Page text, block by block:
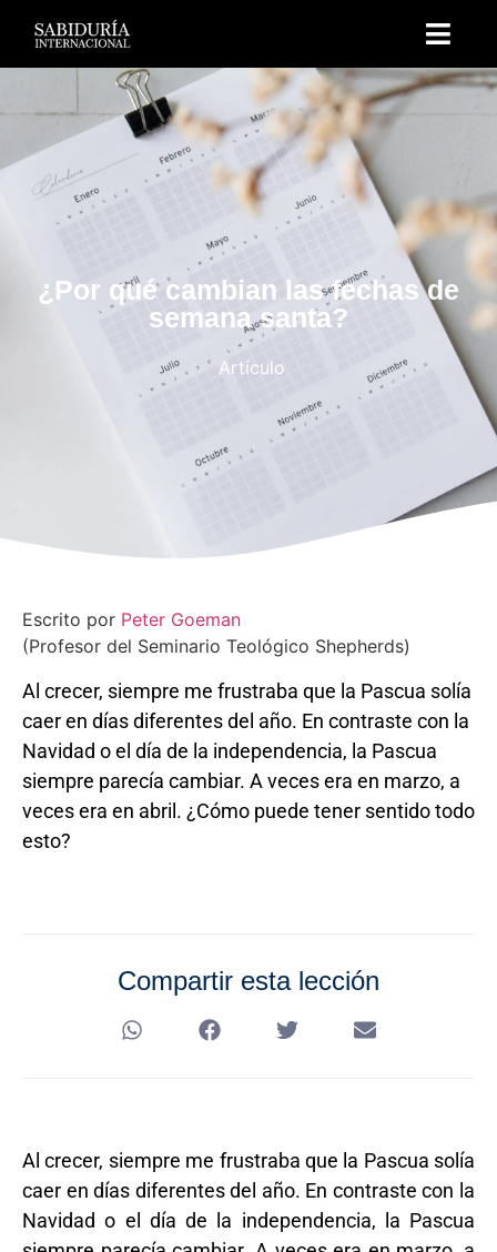
¿Por qué cambian las fechas de
semana santa?
Artículo
Escrito por Peter Goeman
(Profesor del Seminario Teológico Shepherds)
Al crecer, siempre me frustraba que la Pascua solía
caer en días diferentes del año. En contraste con la
Navidad o el día de la independencia, la Pascua
siempre parecía cambiar. A veces era en marzo, a
veces era en abril. ¿Cómo puede tener sentido todo
esto?
Compartir esta lección
Al crecer, siempre me frustraba que la Pascua solía
caer en días diferentes del año. En contraste con la
Navidad o el día de la independencia, la Pascua